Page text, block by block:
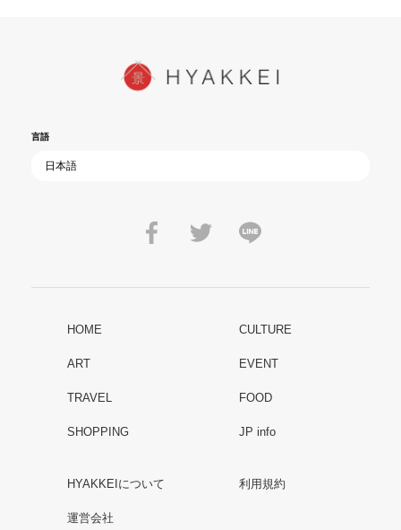
言語
HOME CULTURE
ART EVENT
TRAVEL FOOD
SHOPPING JP info
HYAKKEIについて 利用規約
運営会社